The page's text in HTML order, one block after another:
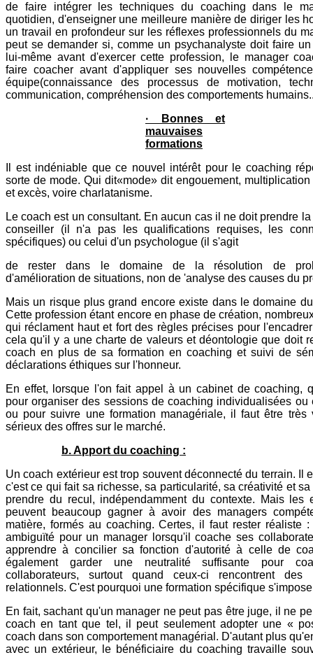
de faire intégrer les techniques du coaching dans le
quotidien, d'enseigner une meilleure manière de diriger les
un travail en profondeur sur les réflexes professionnels du
peut se demander si, comme un psychanalyste doit faire
lui-même avant d'exercer cette profession, le manager
faire coacher avant d'appliquer ses nouvelles
équipe(connaissance des processus de motivation,
communication, compréhension des comportements
· Bonnes et
mauvaises
formations
Il est indéniable que ce nouvel intérêt pour le coaching
sorte de mode. Qui dit«mode» dit engouement, multiplication
et excès, voire charlatanisme.
Le coach est un consultant. En aucun cas il ne doit prendre
conseiller (il n'a pas les qualifications requises, les
spécifiques) ou celui d'un psychologue (il s'agit
de rester dans le domaine de la résolution de
d'amélioration de situations, non de 'analyse des causes du
Mais un risque plus grand encore existe dans le domaine
Cette profession étant encore en phase de création,
qui réclament haut et fort des règles précises pour
cela qu'il y a une charte de valeurs et déontologie que doit
coach en plus de sa formation en coaching et suivi de
déclarations éthiques sur l'honneur.
En effet, lorsque l'on fait appel à un cabinet de coaching,
pour organiser des sessions de coaching individualisées ou
ou pour suivre une formation managériale, il faut être très
sérieux des offres sur le marché.
b. Apport du coaching :
Un coach extérieur est trop souvent déconnecté du terrain. Il
c'est ce qui fait sa richesse, sa particularité, sa créativité et
prendre du recul, indépendamment du contexte. Mais les
peuvent beaucoup gagner à avoir des managers
matière, formés au coaching. Certes, il faut rester réaliste
ambiguïté pour un manager lorsqu'il coache ses
apprendre à concilier sa fonction d'autorité à celle de
également garder une neutralité suffisante pour
collaborateurs, surtout quand ceux-ci rencontrent des
relationnels. C'est pourquoi une formation spécifique
En fait, sachant qu'un manager ne peut pas être juge, il ne
coach en tant que tel, il peut seulement adopter une «
coach dans son comportement managérial. D'autant plus
avec un extérieur, le bénéficiaire du coaching travaille